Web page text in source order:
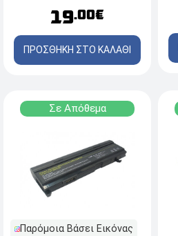
19.00€
ΠΡΟΣΘΗΚΗ ΣΤΟ ΚΑΛΑΘΙ
Σε Απόθεμα
Παρόμοια Βάσει Εικόνας